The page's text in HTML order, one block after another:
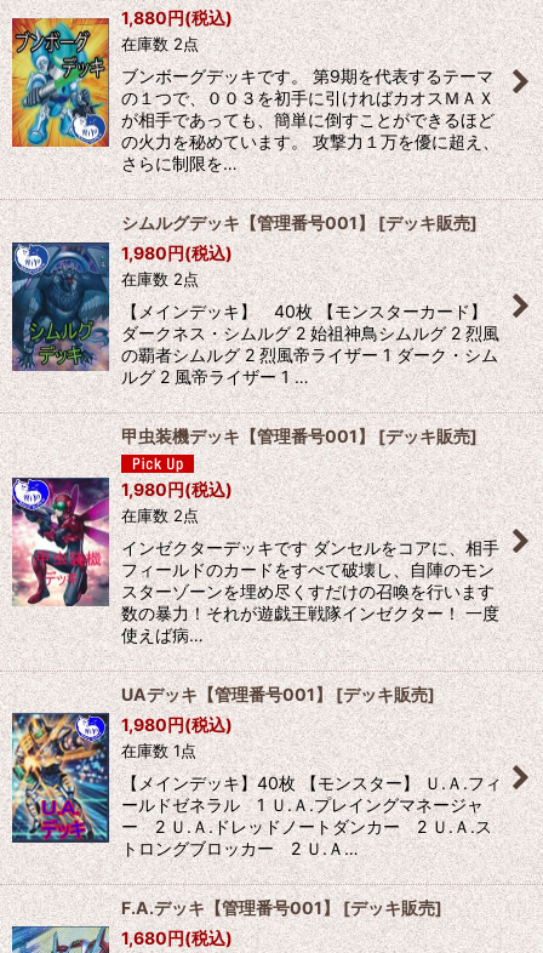
1,880円(税込)
在庫数 2点
ブンボーグデッキです。 第9期を代表するテーマ
の１つで、００３を初手に引ければカオスＭＡＸ
が相手であっても、簡単に倒すことができるほど
の火力を秘めています。 攻撃力１万を優に超え、
さらに制限を…
シムルグデッキ【管理番号001】 [デッキ販売]
1,980円(税込)
在庫数 2点
【メインデッキ】 40枚 【モンスターカード】
ダークネス・シムルグ 2 始祖神鳥シムルグ 2 烈風
の覇者シムルグ 2 烈風帝ライザー 1 ダーク・シム
ルグ 2 風帝ライザー 1 …
甲虫装機デッキ【管理番号001】 [デッキ販売]
1,980円(税込)
在庫数 2点
インゼクターデッキです ダンセルをコアに、相手
フィールドのカードをすべて破壊し、自陣のモン
スターゾーンを埋め尽くすだけの召喚を行います
数の暴力！それが遊戯王戦隊インゼクター！ 一度
使えば病…
UAデッキ【管理番号001】[デッキ販売]
1,980円(税込)
在庫数 1点
【メインデッキ】40枚 【モンスター】 Ｕ.Ａ.フィ
ールドゼネラル 1 Ｕ.Ａ.プレイングマネージャ
ー 2 Ｕ.Ａ.ドレッドノートダンカー 2 Ｕ.Ａ.ス
トロングブロッカー 2 Ｕ.Ａ…
F.A.デッキ【管理番号001】 [デッキ販売]
1,680円(税込)